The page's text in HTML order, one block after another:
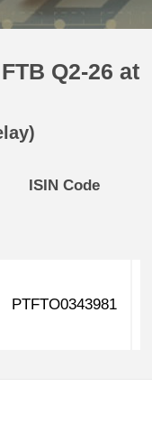
Q2-26 at
ISIN Code
PTFTO0343981